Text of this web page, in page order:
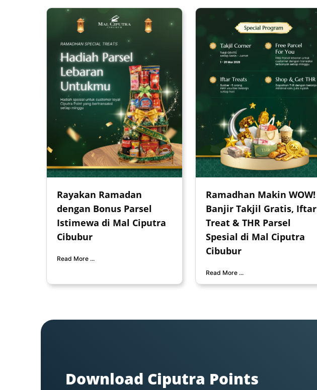
Rayakan Ramadan
dengan Bonus Parsel
Istimewa di Mal Ciputra
Cibubur
Read More ...
Ramadhan Makin WOW!
Banjir Takjil Gratis, Iftar
Treat & THR Parsel
Spesial di Mal Ciputra
Cibubur
Read More ...
Download Ciputra Points